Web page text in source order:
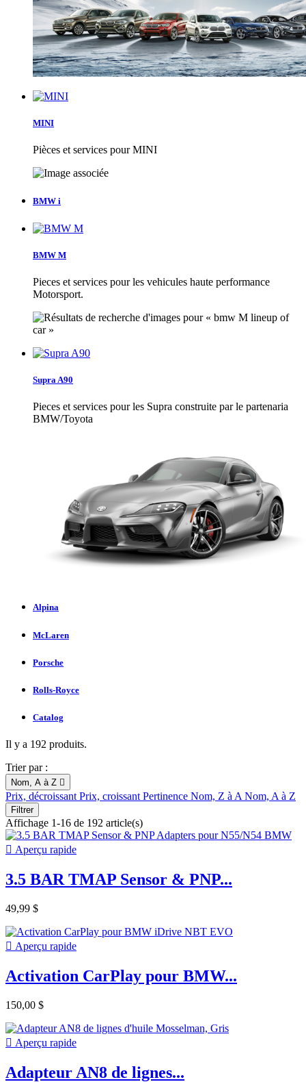
MINI
Pièces et services pour MINI
BMW i
BMW M
Pieces et services pour les vehicules haute performance
Motorsport.
Supra A90
Pieces et services pour les Supra construite par le partenaria
BMW/Toyota
Alpina
McLaren
Porsche
Rolls-Royce
Catalog
Il y a 192 produits.
Trier par :
Nom, A à Z 
Prix, décroissant Prix, croissant Pertinence Nom, Z à A Nom, A à Z
Filtrer
Affichage 1-16 de 192 article(s)
 Aperçu rapide
3.5 BAR TMAP Sensor & PNP...
49,99 $
 Aperçu rapide
Activation CarPlay pour BMW...
150,00 $
 Aperçu rapide
Adapteur AN8 de lignes...